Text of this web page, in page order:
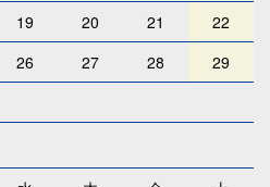
19 20 21
22
26 27 28
29